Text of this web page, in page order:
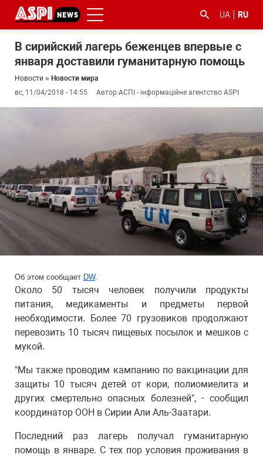
UA RU
В сирийский лагерь беженцев впервые с
января доставили гуманитарную помощь
Новости » Новости мира
вс, 11/04/2018 - 14:55
Автор:АСПІ - інформаційне агентство ASPI
Об этом сообщает DW.
Около 50 тысяч человек получили продукты
питания, медикаменты и предметы первой
необходимости. Более 70 грузовиков продолжают
перевозить 10 тысяч пищевых посылок и мешков с
мукой.
"Мы также проводим кампанию по вакцинации для
защиты 10 тысяч детей от кори, полиомиелита и
других смертельно опасных болезней", - сообщил
координатор ООН в Сирии Али Аль-Заатари.
Последний раз лагерь получал гуманитарную
помощь в январе. С тех пор условия проживания в
корупцією
#коронавірус